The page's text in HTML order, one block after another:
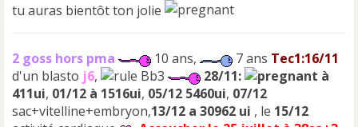
tu auras bientôt ton jolie
2 goss hors pma 10 ans, 7 ans Tec1:16/11
d'un blasto j6, Bb3 28/11:
à
411ui, 01/12 à 1516ui, 05/12 5460ui, 07/12
sac+vitelline+embryon,13/12 a 30962 ui , le 15/12